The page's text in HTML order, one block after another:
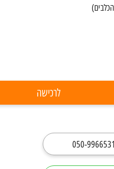
לרכישה
050-9966531